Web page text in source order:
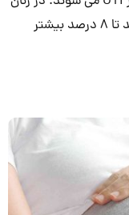
باردار ، بروز عفونت و سوزش ادراری می تواند تا 8 درصد بیشتر